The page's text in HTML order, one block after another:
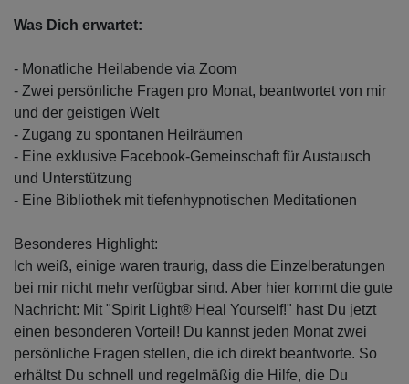
Was Dich erwartet:
- Monatliche Heilabende via Zoom
- Zwei persönliche Fragen pro Monat, beantwortet von mir
und der geistigen Welt
- Zugang zu spontanen Heilräumen
- Eine exklusive Facebook-Gemeinschaft für Austausch
und Unterstützung
- Eine Bibliothek mit tiefenhypnotischen Meditationen
Besonderes Highlight:
Ich weiß, einige waren traurig, dass die Einzelberatungen
bei mir nicht mehr verfügbar sind. Aber hier kommt die gute
Nachricht: Mit "Spirit Light® Heal Yourself!" hast Du jetzt
einen besonderen Vorteil! Du kannst jeden Monat zwei
persönliche Fragen stellen, die ich direkt beantworte. So
erhältst Du schnell und regelmäßig die Hilfe, die Du